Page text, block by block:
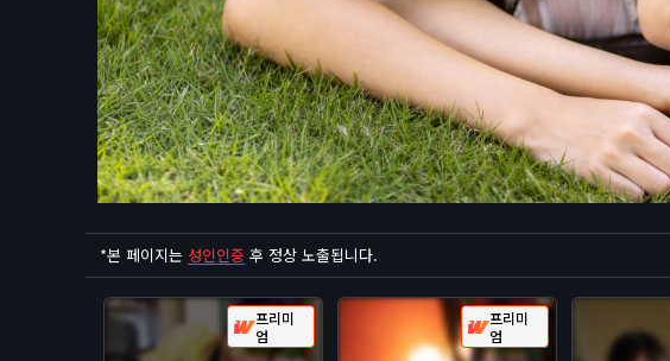
*본 페이지는 성인인증 후 정상 노출됩니다.
프리미
엄
프리미
엄